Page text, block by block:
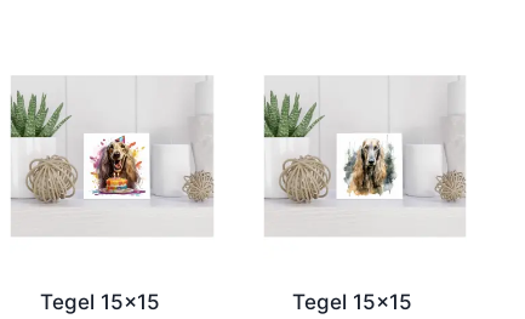
Tegel 15×15
Tegel 15×15